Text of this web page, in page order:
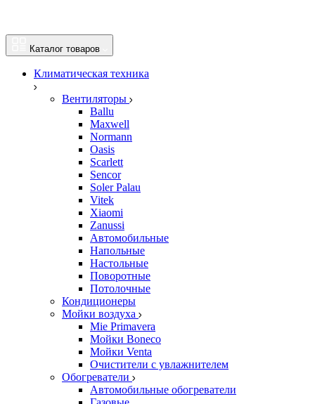
Каталог товаров
Климатическая техника
Вентиляторы
Ballu
Maxwell
Normann
Oasis
Scarlett
Sencor
Soler Palau
Vitek
Xiaomi
Zanussi
Автомобильные
Напольные
Настольные
Поворотные
Потолочные
Кондиционеры
Мойки воздуха
Mie Primavera
Мойки Boneco
Мойки Venta
Очистители с увлажнителем
Обогреватели
Автомобильные обогреватели